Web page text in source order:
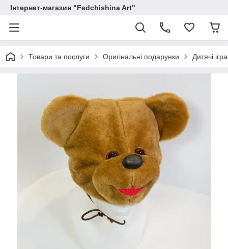
Інтернет-магазин "Fedchishina Art"
Товари та послуги Оригінальні подарунки Дитячі